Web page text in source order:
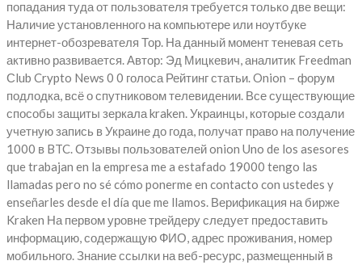
попадания туда от пользователя требуется только две вещи:
Наличие установленного на компьютере или ноутбуке
интернет-обозревателя Тор. На данный момент теневая сеть
активно развивается. Автор: Эд Мицкевич, аналитик Freedman
Сlub Crypto News 0 0 голоса Рейтинг статьи. Onion – форум
подлодка, всё о спутниковом телевидении. Все существующие
способы защиты зеркала kraken. Украинцы, которые создали
учетную запись в Украине до года, получат право на получение
1000 в BTC. Отзывы пользователей onion Uno de los asesores
que trabajan en la empresa me a estafado 19000 tengo las
llamadas pero no sé cómo ponerme en contacto con ustedes y
enseñarles desde el día que me llamos. Верификация на бирже
Kraken На первом уровне трейдеру следует предоставить
информацию, содержащую ФИО, адрес проживания, номер
мобильного. Знание ссылки на веб-ресурс, размещенный в